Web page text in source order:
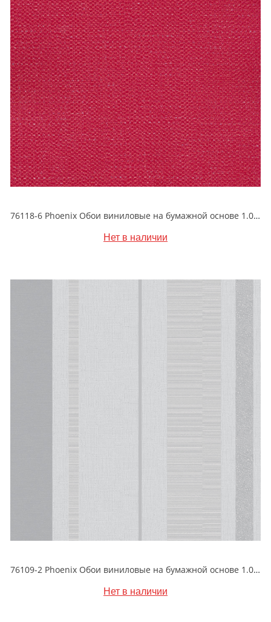
76118-6 Phoenix Обои виниловые на бумажной основе 1.06*15.6
Нет в наличии
76109-2 Phoenix Обои виниловые на бумажной основе 1.06*15.6
Нет в наличии